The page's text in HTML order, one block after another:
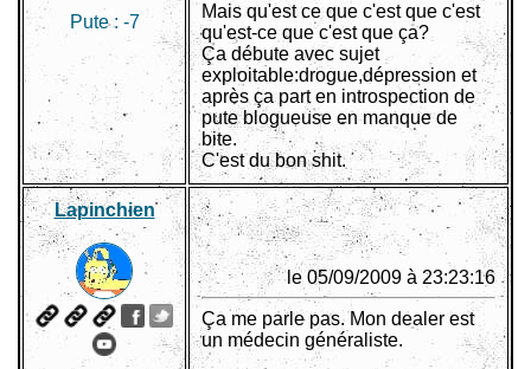
Pute : -7
Mais qu'est ce que c'est que c'est
qu'est-ce que c'est que ça?
Ça débute avec sujet
exploitable:drogue,dépression et
après ça part en introspection de
pute blogueuse en manque de
bite.
C'est du bon shit.
Lapinchien
le 05/09/2009 à 23:23:16
Ça me parle pas. Mon dealer est
un médecin généraliste.